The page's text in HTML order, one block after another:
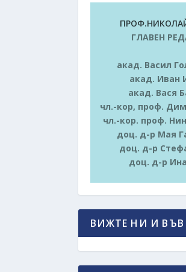
ГЛАВЕН
акад. Васил
акад. Иван
акад. Вася
чл.-кор, проф.
чл.-кор. проф.
доц. д-р Мая
доц. д-р
доц. д-р
ВИЖТЕ НИ И ВЪВ